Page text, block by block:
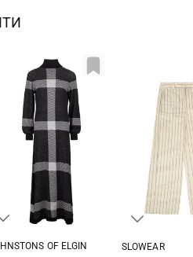
OF ELGIN
SLOWEAR